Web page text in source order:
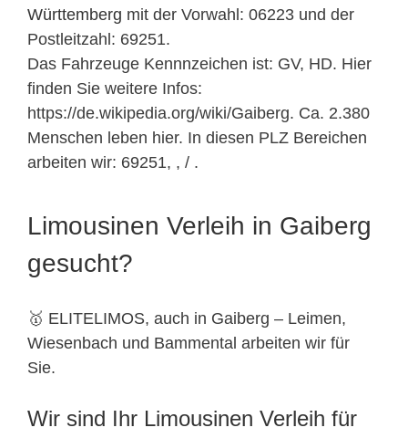
Württemberg mit der Vorwahl: 06223 und der
Postleitzahl: 69251.
Das Fahrzeuge Kennnzeichen ist: GV, HD. Hier
finden Sie weitere Infos:
https://de.wikipedia.org/wiki/Gaiberg. Ca. 2.380
Menschen leben hier. In diesen PLZ Bereichen
arbeiten wir: 69251, , / .
Limousinen Verleih in Gaiberg
gesucht?
🥇 ELITELIMOS, auch in Gaiberg – Leimen,
Wiesenbach und Bammental arbeiten wir für
Sie.
Wir sind Ihr Limousinen Verleih für